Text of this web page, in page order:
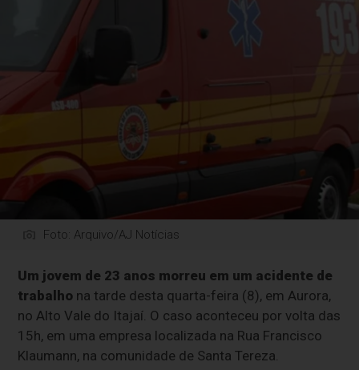
Foto: Arquivo/AJ Notícias
Um jovem de 23 anos morreu em um acidente de
trabalho na tarde desta quarta-feira (8), em Aurora,
no Alto Vale do Itajaí. O caso aconteceu por volta das
15h, em uma empresa localizada na Rua Francisco
Klaumann, na comunidade de Santa Tereza.